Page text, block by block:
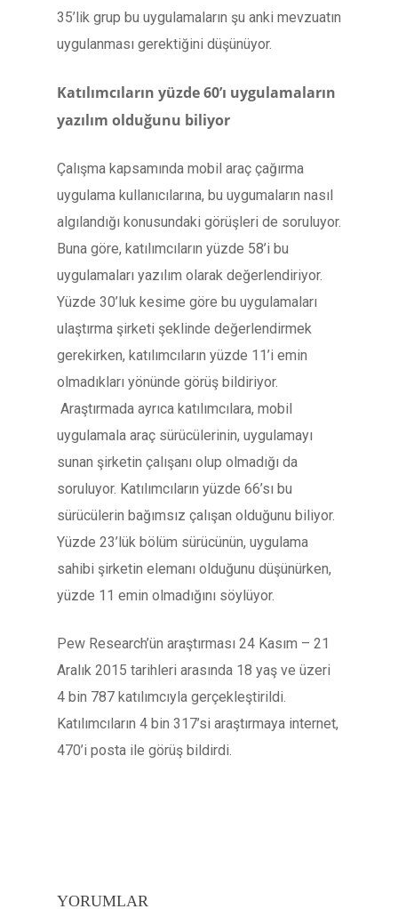
35’lik grup bu uygulamaların şu anki mevzuatın
uygulanması gerektiğini düşünüyor.
Katılımcıların yüzde 60’ı uygulamaların
yazılım olduğunu biliyor
Çalışma kapsamında mobil araç çağırma
uygulama kullanıcılarına, bu uygumaların nasıl
algılandığı konusundaki görüşleri de soruluyor.
Buna göre, katılımcıların yüzde 58’i bu
uygulamaları yazılım olarak değerlendiriyor.
Yüzde 30’luk kesime göre bu uygulamaları
ulaştırma şirketi şeklinde değerlendirmek
gerekirken, katılımcıların yüzde 11’i emin
olmadıkları yönünde görüş bildiriyor.
Araştırmada ayrıca katılımcılara, mobil
uygulamala araç sürücülerinin, uygulamayı
sunan şirketin çalışanı olup olmadığı da
soruluyor. Katılımcıların yüzde 66’sı bu
sürücülerin bağımsız çalışan olduğunu biliyor.
Yüzde 23’lük bölüm sürücünün, uygulama
sahibi şirketin elemanı olduğunu düşünürken,
yüzde 11 emin olmadığını söylüyor.
Pew Research’ün araştırması 24 Kasım – 21
Aralık 2015 tarihleri arasında 18 yaş ve üzeri
4 bin 787 katılımcıyla gerçekleştirildi.
Katılımcıların 4 bin 317’si araştırmaya internet,
470’i posta ile görüş bildirdi.
YORUMLAR